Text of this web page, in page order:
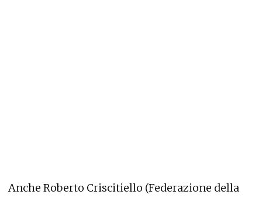
Anche Roberto Criscitiello (Federazione della